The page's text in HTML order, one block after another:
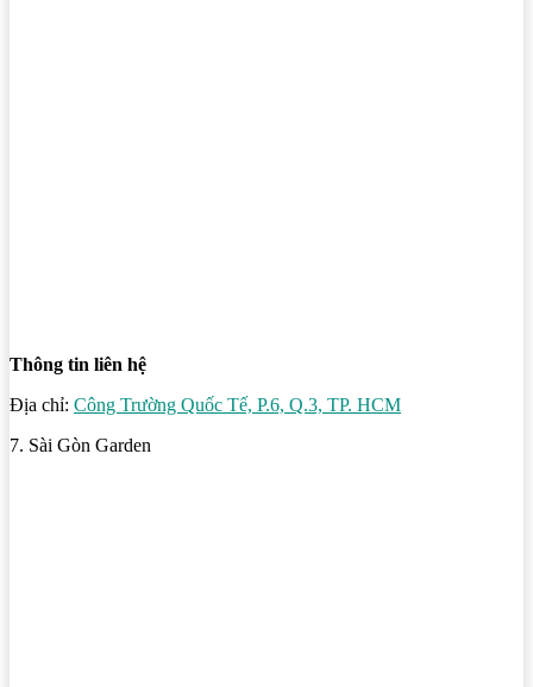
Thông tin liên hệ
Địa chỉ: Công Trường Quốc Tế, P.6, Q.3, TP. HCM
7. Sài Gòn Garden